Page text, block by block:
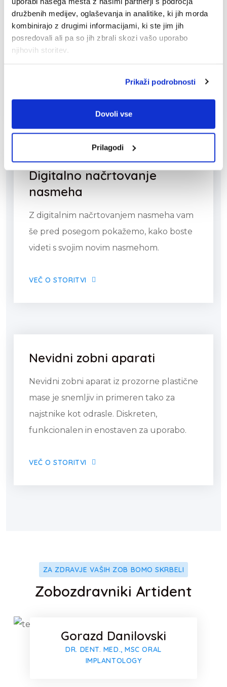
družbenih medijev, oglaševanja in analitike, ki jih morda
kombinirajo z drugimi informacijami, ki ste jim jih
posredovali ali pa so jih zbrali skozi vašo uporabo
njihovih storitev.
Prikaži podrobnosti
Dovoli vse
Prilagodi
Profesionalno beljenje zob po sistemu
ZOOM Advanced Power zagotavlja
izjemne rezultate – popoln nasmeh –
VEČ O STORITVI
Digitalno načrtovanje
nasmeha
Z digitalnim načrtovanjem nasmeha vam
še pred posegom pokažemo, kako boste
videti s svojim novim nasmehom.
VEČ O STORITVI
Nevidni zobni aparati
Nevidni zobni aparat iz prozorne plastične
mase je snemljiv in primeren tako za
najstnike kot odrasle. Diskreten,
funkcionalen in enostaven za uporabo.
VEČ O STORITVI
ZA ZDRAVJE VAŠIH ZOB BOMO SKRBELI
Zobozdravniki Artident
Facebook
Gorazd Danilovski
DR. DENT. MED., MSC ORAL
IMPLANTOLOGY